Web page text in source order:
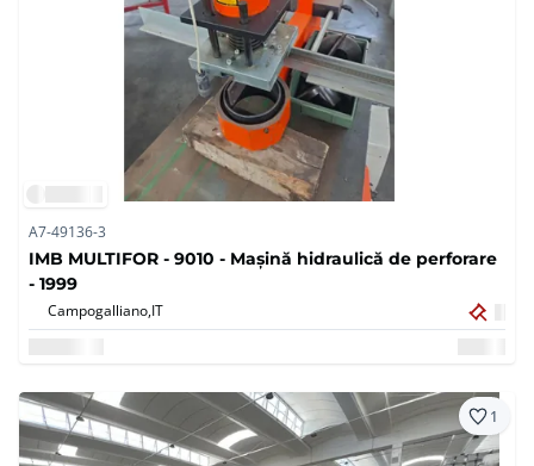
A7-49136-3
IMB MULTIFOR - 9010 - Mașină hidraulică de perforare
- 1999
Campogalliano,IT
1